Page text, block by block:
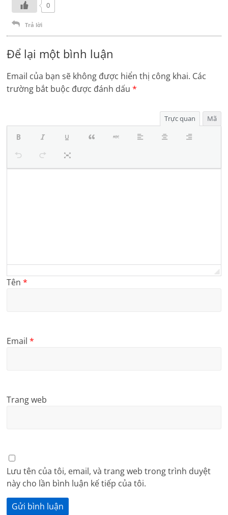
0
Trả lời
Để lại một bình luận
Email của bạn sẽ không được hiển thị công khai. Các
trường bắt buộc được đánh dấu*
Trực quan Mã
Tên*
Email*
Trang web
Lưu tên của tôi, email, và trang web trong trình duyệt
này cho lần bình luận kế tiếp của tôi.